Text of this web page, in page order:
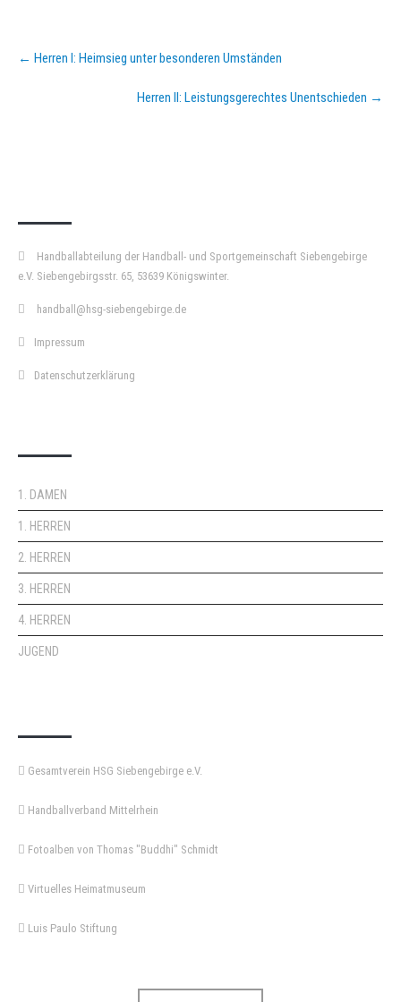
Post
navigation
← Herren I: Heimsieg unter besonderen Umständen
Herren II: Leistungsgerechtes Unentschieden →
Handballabteilung der Handball- und Sportgemeinschaft Siebengebirge
e.V. Siebengebirgsstr. 65, 53639 Königswinter.
handball@hsg-siebengebirge.de
Impressum
Datenschutzerklärung
1. DAMEN
1. HERREN
2. HERREN
3. HERREN
4. HERREN
JUGEND
Gesamtverein HSG Siebengebirge e.V.
Handballverband Mittelrhein
Fotoalben von Thomas "Buddhi" Schmidt
Virtuelles Heimatmuseum
Luis Paulo Stiftung